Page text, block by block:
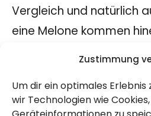
Zustimmung
Um dir ein optimales
wir Technologien wie
Vergleich und natürlich
eine Melone kommen
unsere Kürbispflanzen zu